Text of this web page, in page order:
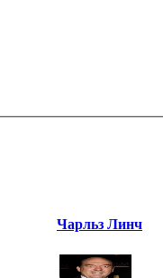
Чарльз Линч